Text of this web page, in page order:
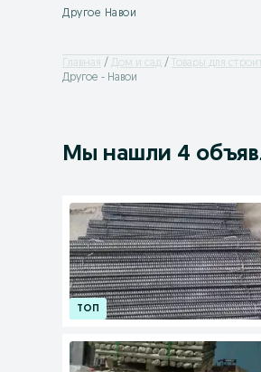
Другое Навои
Главная Дом и сад Товары для
Другое - Навои
Мы нашли 4